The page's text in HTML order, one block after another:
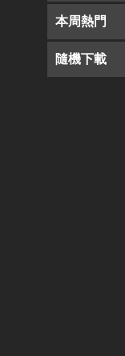
本周熱門
隨機下載